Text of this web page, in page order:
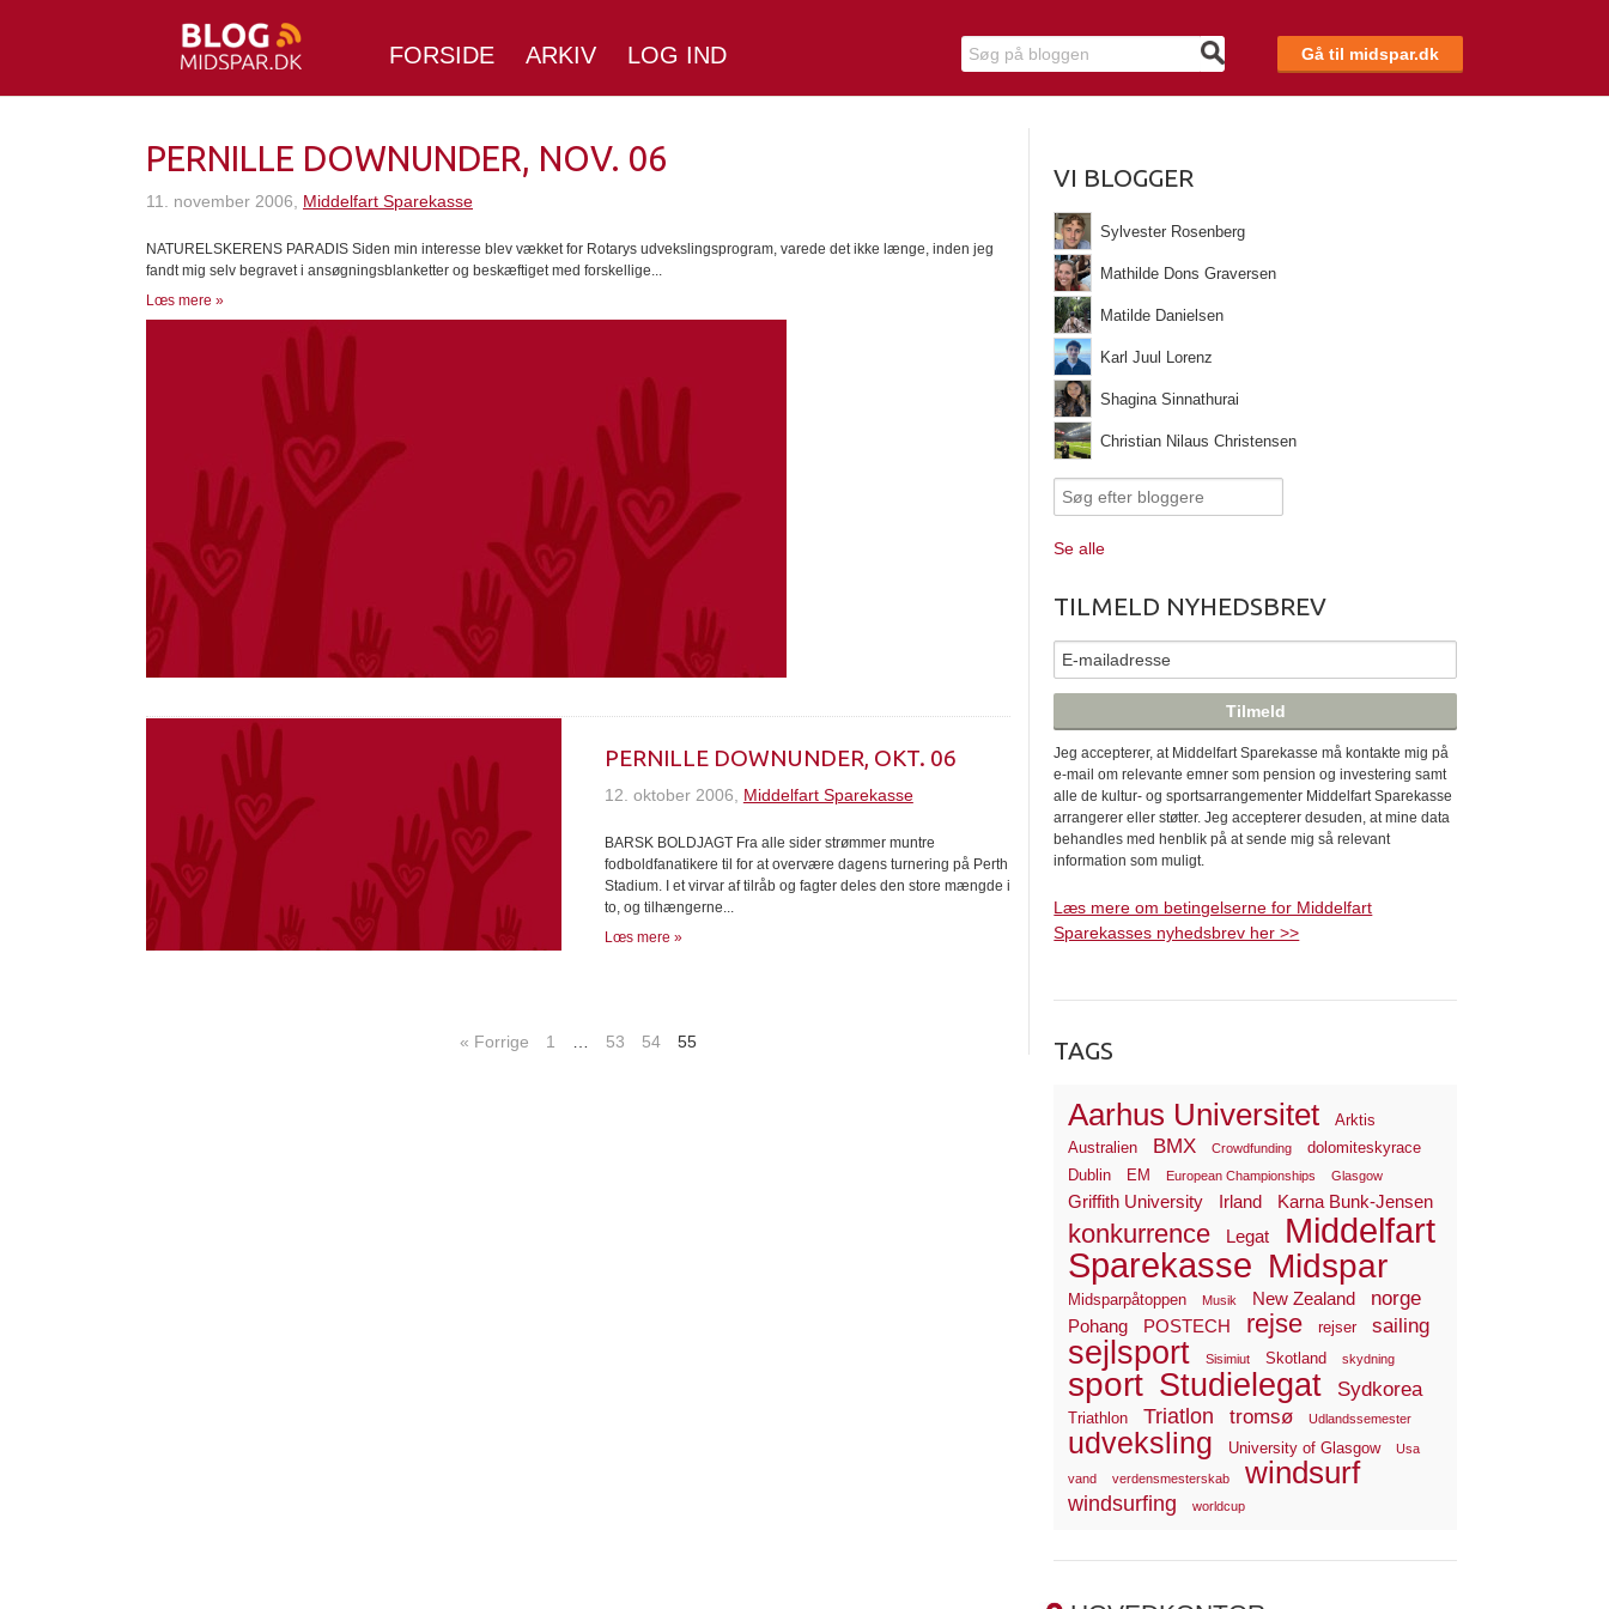
FORSIDE ARKIV LOG IND Gå til midspar.dk
PERNILLE DOWNUNDER, NOV. 06
11. november 2006, Middelfart Sparekasse
NATURELSKERENS PARADIS Siden min interesse blev vækket for Rotarys udvekslingsprogram, varede det ikke længe, inden jeg
fandt mig selv begravet i ansøgningsblanketter og beskæftiget med forskellige...
Lœs mere »
PERNILLE DOWNUNDER, OKT. 06
12. oktober 2006, Middelfart Sparekasse
BARSK BOLDJAGT Fra alle sider strømmer muntre
fodboldfanatikere til for at overvære dagens turnering på Perth
Stadium. I et virvar af tilråb og fagter deles den store mængde i
to, og tilhængerne...
Lœs mere »
« Forrige 1 53 54 55
VI BLOGGER
Sylvester Rosenberg
Mathilde Dons Graversen
Matilde Danielsen
Karl Juul Lorenz
Shagina Sinnathurai
Christian Nilaus Christensen
Se alle
TILMELD NYHEDSBREV
Jeg accepterer, at Middelfart Sparekasse må kontakte mig på
e-mail om relevante emner som pension og investering samt
alle de kultur- og sportsarrangementer Middelfart Sparekasse
arrangerer eller støtter. Jeg accepterer desuden, at mine data
behandles med henblik på at sende mig så relevant
information som muligt.
Læs mere om betingelserne for Middelfart
Sparekasses nyhedsbrev her >>
TAGS
Aarhus Universitet
Arktis
Australien
BMX Crowdfunding
dolomiteskyrace
Dublin
EM European Championships Glasgow
Griffith University Irland Karna Bunk-Jensen
konkurrence Legat
Middelfart
Sparekasse Midspar
Midsparpåtoppen Musik New Zealand norge
Pohang POSTECH rejse rejser sailing
sejlsport Sisimiut Skotland skydning
sport Studielegat Sydkorea
Triathlon Triatlon tromsø Udlandssemester
udveksling University of Glasgow Usa
vand verdensmesterskab windsurf
windsurfing worldcup